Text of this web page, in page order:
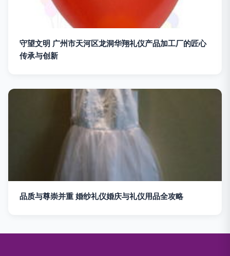
守望文明 广州市天河区龙洞华翔礼仪产品加工厂的匠心
传承与创新
品质与尊崇并重 婚纱礼仪婚庆与礼仪用品全攻略